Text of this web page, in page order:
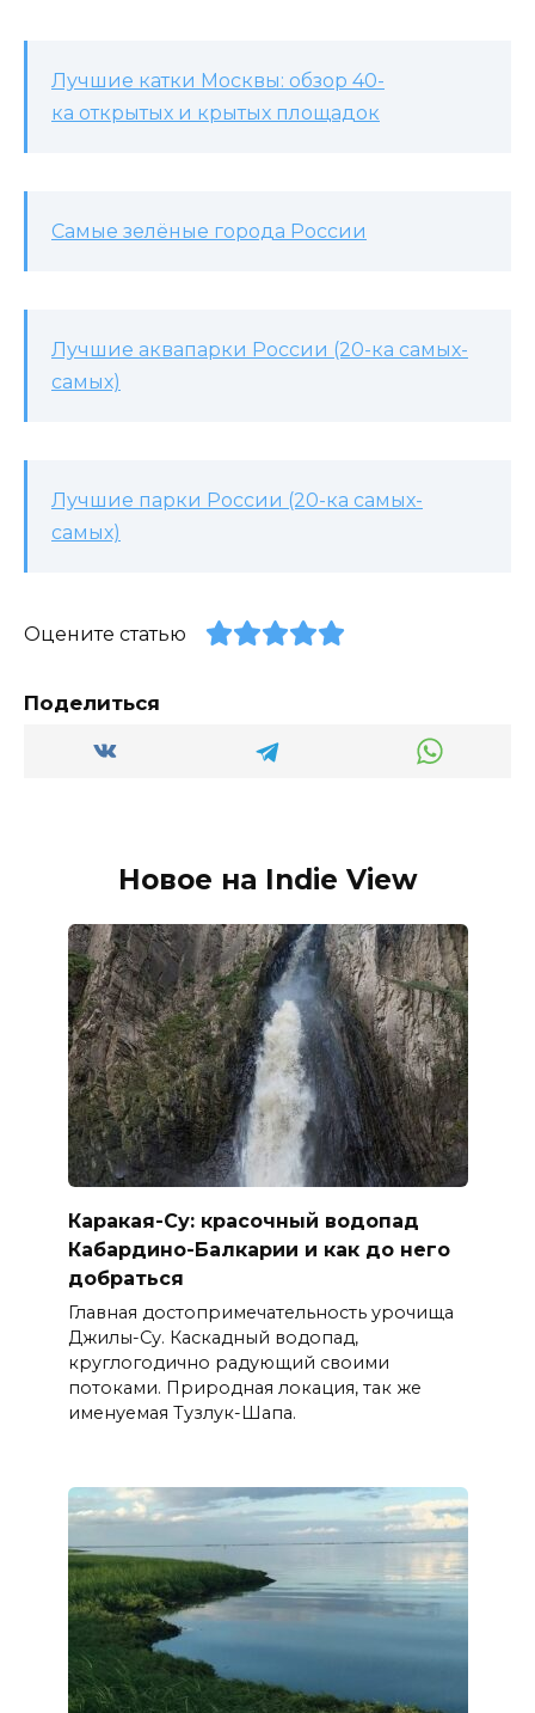
Лучшие катки Москвы: обзор 40-
ка открытых и крытых площадок
Самые зелёные города России
Лучшие аквапарки России (20-ка самых-
самых)
Лучшие парки России (20-ка самых-
самых)
Оцените статью
Поделиться
Новое на Indie View
Каракая-Су: красочный водопад
Кабардино-Балкарии и как до него
добраться
Главная достопримечательность урочища
Джилы-Су. Каскадный водопад,
круглогодично радующий своими
потоками. Природная локация, так же
именуемая Тузлук-Шапа.